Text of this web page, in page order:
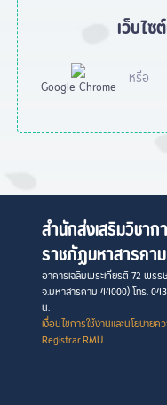
เว็บไ
Google Chrome หรือ
สำนักส่งเสริมวิชาก
ราชภัฏมหาสารคาม
อาคารเฉลิมพระเกียรติ 72 พร
จ.มหาสารคาม 44000) โทร.
น.
เงื่อนไขการใช้งานและนโยบาย
Registrar.RMU